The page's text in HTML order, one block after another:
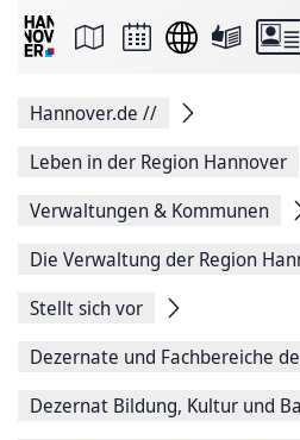
Seite
Facebook
teilen
Seitenlink
Seite
Hannover.de //
Leben in der Region Hannover
Verwaltungen & Kommunen
Die Verwaltung der Region
Stellt sich vor
Dezernate und Fachbereiche
Dezernat Bildung, Kultur und